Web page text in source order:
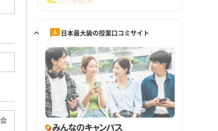
日本最大級の授業口コミサイト